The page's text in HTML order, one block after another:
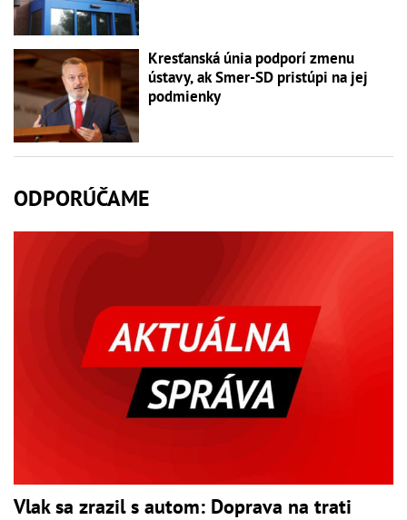
Kresťanská únia podporí zmenu
ústavy, ak Smer-SD pristúpi na jej
podmienky
ODPORÚČAME
Vlak sa zrazil s autom: Doprava na trati